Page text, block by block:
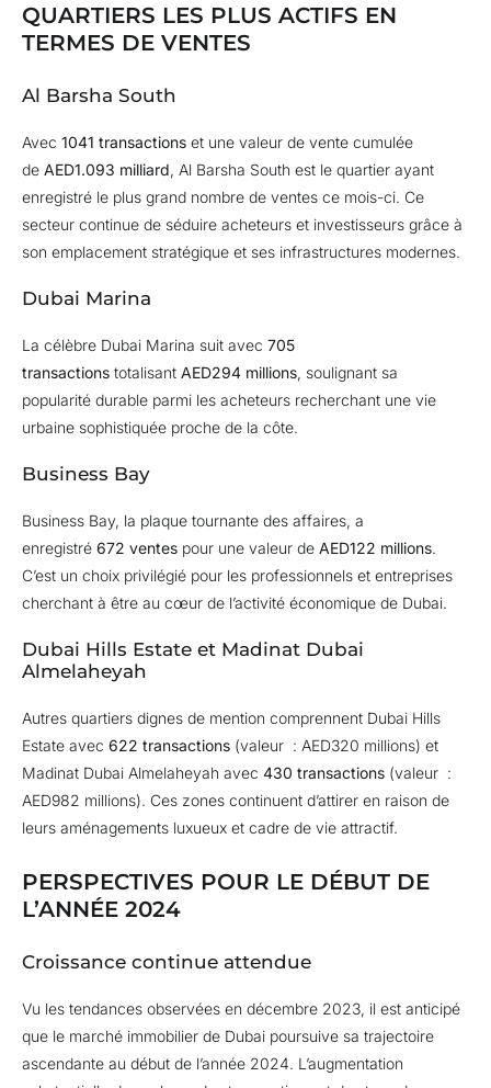
QUARTIERS LES PLUS ACTIFS EN
TERMES DE VENTES
Al Barsha South
Avec 1041 transactions et une valeur de vente cumulée
de AED1.093 milliard, Al Barsha South est le quartier ayant
enregistré le plus grand nombre de ventes ce mois-ci. Ce
secteur continue de séduire acheteurs et investisseurs grâce à
son emplacement stratégique et ses infrastructures modernes.
Dubai Marina
La célèbre Dubai Marina suit avec 705
transactions totalisant AED294 millions, soulignant sa
popularité durable parmi les acheteurs recherchant une vie
urbaine sophistiquée proche de la côte.
Business Bay
Business Bay, la plaque tournante des affaires, a
enregistré 672 ventes pour une valeur de AED122 millions.
C’est un choix privilégié pour les professionnels et entreprises
cherchant à être au cœur de l’activité économique de Dubai.
Dubai Hills Estate et Madinat Dubai
Almelaheyah
Autres quartiers dignes de mention comprennent Dubai Hills
Estate avec 622 transactions (valeur : AED320 millions) et
Madinat Dubai Almelaheyah avec 430 transactions (valeur :
AED982 millions). Ces zones continuent d’attirer en raison de
leurs aménagements luxueux et cadre de vie attractif.
PERSPECTIVES POUR LE DÉBUT DE
L’ANNÉE 2024
Croissance continue attendue
Vu les tendances observées en décembre 2023, il est anticipé
que le marché immobilier de Dubai poursuive sa trajectoire
ascendante au début de l’année 2024. L’augmentation